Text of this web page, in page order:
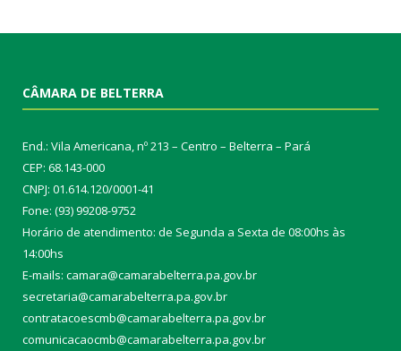
CÂMARA DE BELTERRA
End.: Vila Americana, nº 213 – Centro – Belterra – Pará
CEP: 68.143-000
CNPJ: 01.614.120/0001-41
Fone: (93) 99208-9752
Horário de atendimento: de Segunda a Sexta de 08:00hs às
14:00hs
E-mails: camara@camarabelterra.pa.gov.br
secretaria@camarabelterra.pa.gov.br
contratacoescmb@camarabelterra.pa.gov.br
comunicacaocmb@camarabelterra.pa.gov.br